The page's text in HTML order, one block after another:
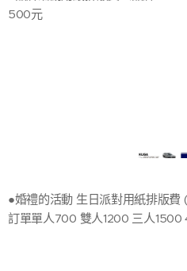
500元
●婚禮的活動 生日派對用紙排版
訂單單人700 雙人1200 三人